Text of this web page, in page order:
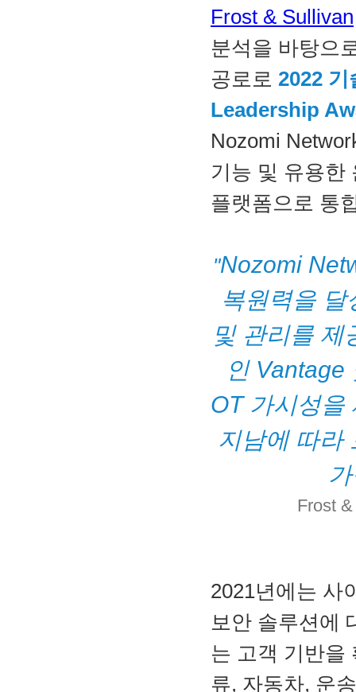
Frost & Sullivan
분석을 바탕으
공로로 2022
Leadership
Nozomi
기능 및 유용한
플랫폼으로 통
"Nozomi
복원력을
및 관리를
인 Vantage
OT 가시성을
지남에 따라
Frost
2021년에는 사
보안 솔루션에
는 고객 기반을
류, 자동차, 운